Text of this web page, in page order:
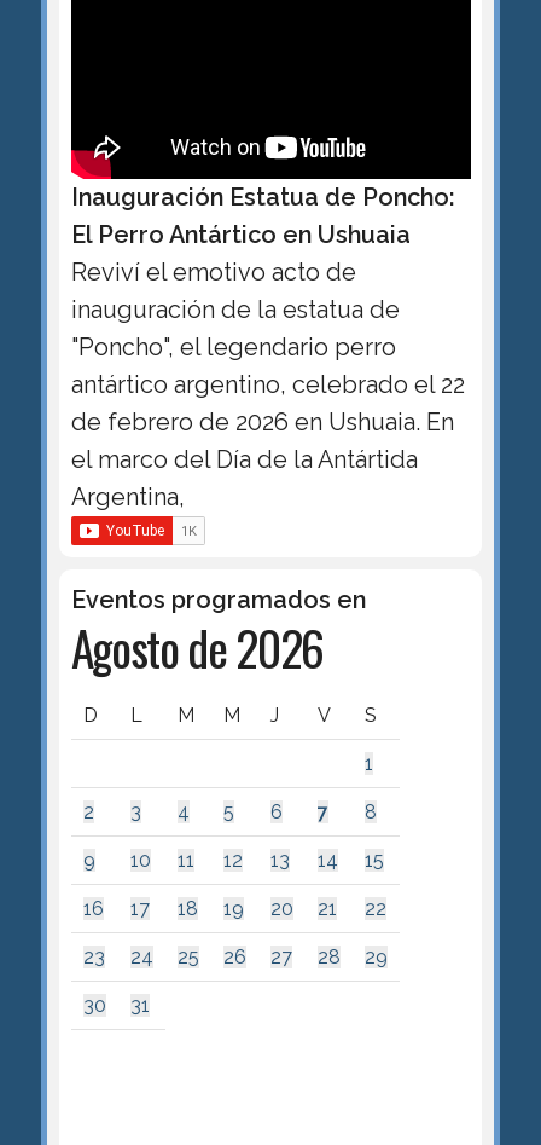
Inauguración Estatua de Poncho:
El Perro Antártico en Ushuaia
Reviví el emotivo acto de
inauguración de la estatua de
"Poncho", el legendario perro
antártico argentino, celebrado el 22
de febrero de 2026 en Ushuaia. En
el marco del Día de la Antártida
Argentina,
Eventos programados en
Agosto de 2026
D L M M J V S
1
2 3 4 5 6 7 8
9 10 11 12 13 14 15
16 17 18 19 20 21 22
23 24 25 26 27 28 29
30 31